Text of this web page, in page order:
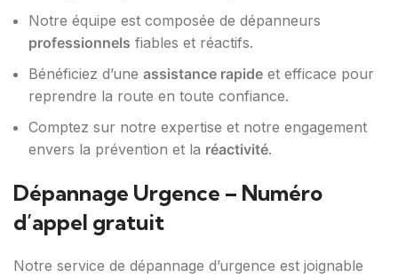
Notre équipe est composée de dépanneurs
professionnels fiables et réactifs.
Bénéficiez d’une assistance rapide et efficace pour
reprendre la route en toute confiance.
Comptez sur notre expertise et notre engagement
envers la prévention et la réactivité.
Dépannage Urgence – Numéro
d’appel gratuit
Notre service de dépannage d’urgence est joignable